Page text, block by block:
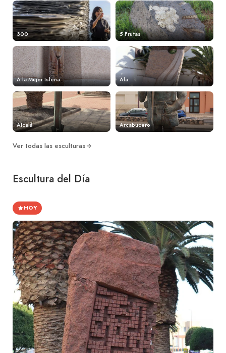
300 5 Frutas
A la Mujer Isleña Ala
Alcalá Arcabucero
Ver todas las esculturas
Escultura del Día
HOY